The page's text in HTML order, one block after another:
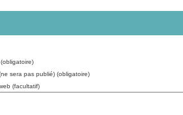
sera pas publié) (obligatoire)
(facultatif)